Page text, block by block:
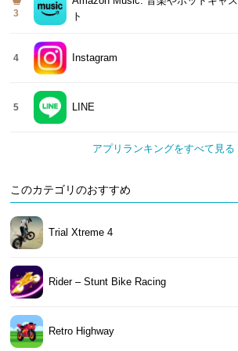
3
ト
4 Instagram
5 LINE
アプリランキングをすべて見る
このカテゴリのおすすめ
Trial Xtreme 4
Rider – Stunt Bike Racing
Retro Highway